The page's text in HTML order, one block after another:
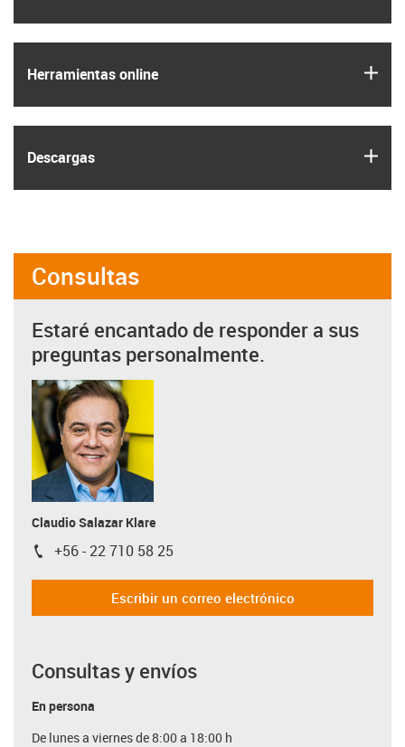
Herramientas online
Descargas
Consultas
Estaré encantado de responder a sus
preguntas personalmente.
Claudio Salazar Klare
igus-icon-phone
+56 - 22 710 58 25
Escribir un correo electrónico
Consultas y envíos
En persona
De lunes a viernes de 8:00 a 18:00 h